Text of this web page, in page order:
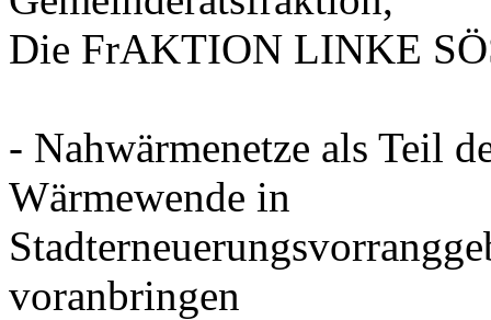
Die FrAKTION LINKE
- Nahwärmenetze als Teil
Wärmewende in
voranbringen